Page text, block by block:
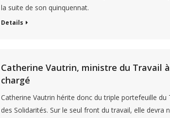
la suite de son quinquennat.
Details
Catherine Vautrin, ministre du Travail
chargé
Catherine Vautrin hérite donc du triple portefeuille du
des Solidarités. Sur le seul front du travail, elle devra